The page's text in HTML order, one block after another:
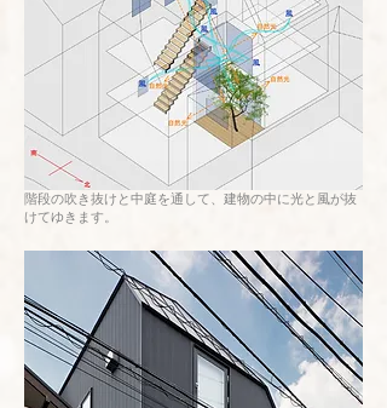
​階段の吹き抜けと中庭を通して、建物の中に光と風が抜
けてゆきます。